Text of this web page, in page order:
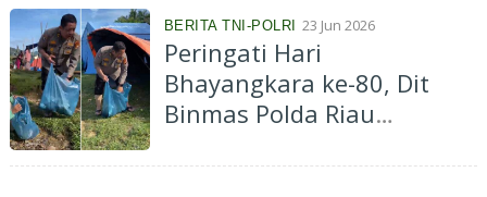
BERITA TNI-POLRI 23 Jun 2026
Peringati Hari
Bhayangkara ke-80, Dit
Binmas Polda Riau
Subayang Bersama Warga